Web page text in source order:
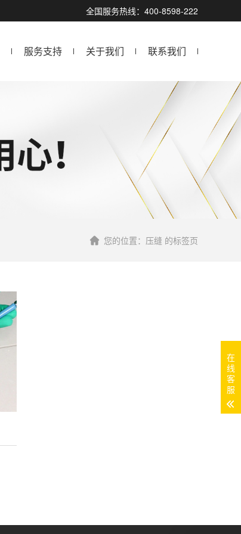
全国服务热线：400-8598-222
服务支持 关于我们 联系我们
您的位置：压缝 的标签页
在
线
客
服